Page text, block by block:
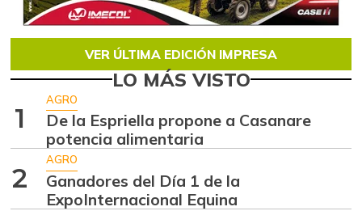
VER ÚLTIMA EDICIÓN IMPRESA
LO MÁS VISTO
1
AGRO
De la Espriella propone a Casanare
potencia alimentaria
2
AGRO
Ganadores del Día 1 de la
ExpoInternacional Equina